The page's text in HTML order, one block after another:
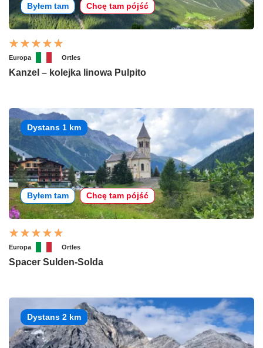
Byłem tam Chcę tam pójść
Europa Ortles
Kanzel – kolejka linowa Pulpito
Dystans 1 km
Byłem tam Chcę tam pójść
Europa Ortles
Spacer Sulden-Solda
Dystans 2 km